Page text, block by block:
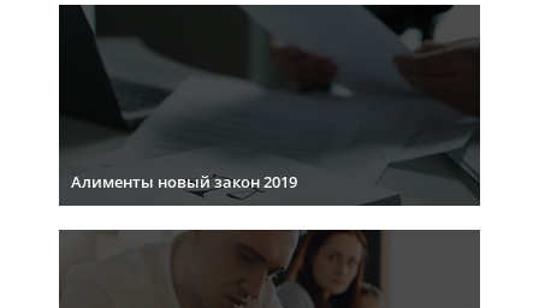
Алименты новый закон 2019